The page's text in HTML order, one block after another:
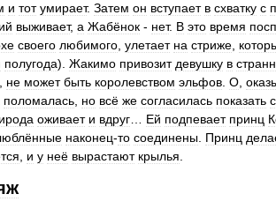
и тот умирает. Затем он вступает в схватку с
выживает, а Жабёнок - нет. В это время
своего любимого улетает на стриже
полугода). Жакимо привозит девушку в
не может быть королевством эльфов О
поломалась но всё же согласилась показать
оживает и вдруг Ей подпевает принц
наконец-то соединены Принц
и у неё вырастают крылья